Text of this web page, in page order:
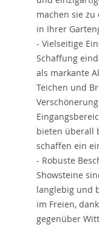
machen sie
in Ihrer
- Vielseitige
Schaffung
als markante
Teichen und
bieten überall
schaffen ein
- Robuste
Showsteine
langlebig und
im Freien,
gegenüber